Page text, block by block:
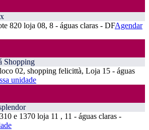
820 loja 08, 8 - águas claras - DFAgendar
Shopping
02, shopping felicittà, Loja 15 - águas
unidade
e 1370 loja 11 , 11 - águas claras -